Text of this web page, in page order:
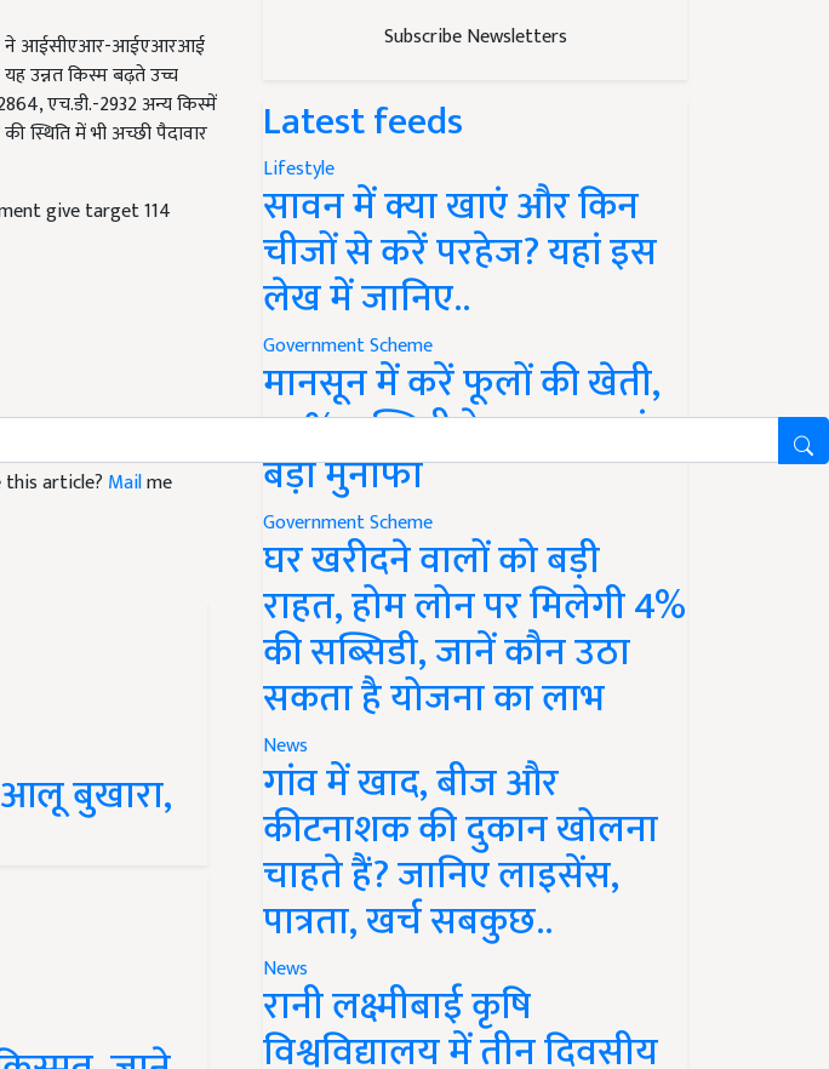
ने आईसीएआर-आईएआरआई
उन्नत किस्म बढ़ते उच्च
एच.डी.-2932अन्य किस्में
स्थिति में भी अच्छी पैदावार
this article?Mailme
बुखारा,
जाने
Subscribe Newsletters
Latest feeds
Lifestyle
सावन में क्या खाएं और किन
चीजों से करें परहेज? यहां इस
लेख में जानिए..
Government Scheme
मानसून में करें फूलों की खेती,
50% सब्सिडी के साथ कमाएं
बड़ा मुनाफा
Government Scheme
घर खरीदने वालों को बड़ी
राहत, होम लोन पर मिलेगी 4%
की सब्सिडी, जानें कौन उठा
सकता है योजना का लाभ
News
गांव में खाद, बीज और
कीटनाशक की दुकान खोलना
चाहते हैं? जानिए लाइसेंस,
पात्रता, खर्च सबकुछ..
News
रानी लक्ष्मीबाई कृषि
विश्वविद्यालय में तीन दिवसीय